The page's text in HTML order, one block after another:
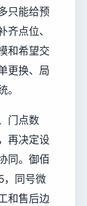
只能给预
齐点位、
和希望交
更换、局
。
门点数
再决定设
同。御佰
，同号微
和售后边